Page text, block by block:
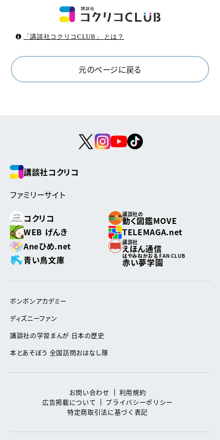
「講談社コクリコCLUB」 とは？
元のページに戻る
講談社コクリコ
ファミリーサイト
コクリコ
講談社の
動く図鑑MOVE
WEB げんき
TELEMAGA.net
Aneひめ.net
講談社
えほん通信
青い鳥文庫
はやみねかおる FAN CLUB
赤い夢学園
ボンボンアカデミー
ディズニーファン
講談社の学習まんが 日本の歴史
本とあそぼう 全国訪問おはなし隊
お問い合わせ
利用規約
広告掲載について
プライバシーポリシー
特定商取引法に基づく表記